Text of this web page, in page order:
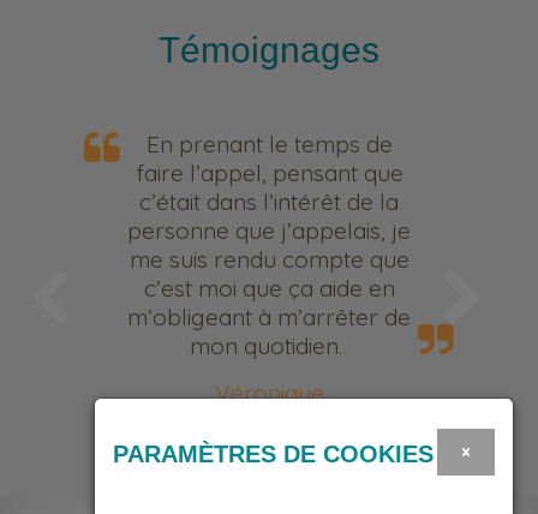
Témoignages
En prenant le temps de
faire l’appel, pensant que
c’était dans l’intérêt de la
personne que j’appelais, je
me suis rendu compte que
c’est moi que ça aide en
m’obligeant à m’arrêter de
mon quotidien.
Véronique
×
PARAMÈTRES DE COOKIES